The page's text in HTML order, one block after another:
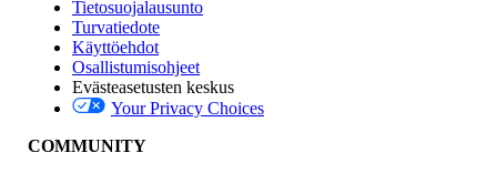
Edition
Tietosuojalausunto
Turvatiedote
Käyttöehdot
Osallistumisohjeet
Evästeasetusten keskus
Your Privacy Choices
COMMUNITY